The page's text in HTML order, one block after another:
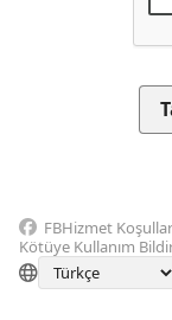
FBHizmet
Kötüye Kullanım